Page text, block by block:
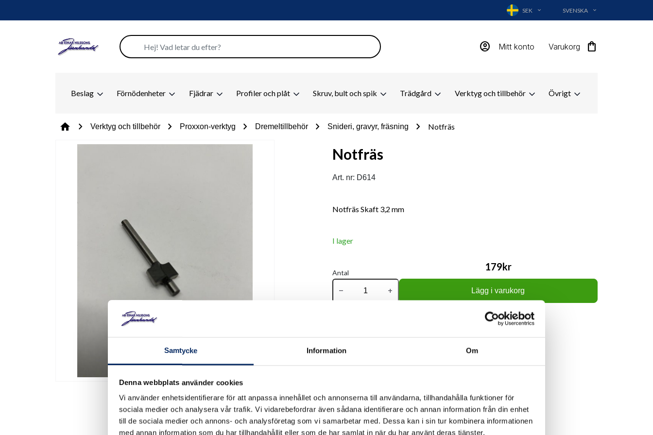
Samtycke Information Om
Denna webbplats använder cookies
Vi använder enhetsidentifierare för att anpassa innehållet och annonserna till användarna, tillhandahålla funktioner för
sociala medier och analysera vår trafik. Vi vidarebefordrar även sådana identifierare och annan information från din enhet
till de sociala medier och annons- och analysföretag som vi samarbetar med. Dessa kan i sin tur kombinera informationen
med annan information som du har tillhandahållit eller som de har samlat in när du har använt deras tjänster.
SEK EXPAND_MORE SVENSKA EXPAND_MORE
account_circle Mitt konto Varukorg shopping_bag
Beslag Förnödenheter Fjädrar Profiler och plåt Skruv, bult och spik Trädgård Verktyg och tillbehör Övrigt
home chevron_right Verktyg och tillbehör chevron_right Proxxon-verktyg chevron_right Dremeltillbehör chevron_right Snideri, gravyr, fräsning chevron_right Notfräs
Notfräs
Art. nr: D614
Notfräs Skaft 3,2 mm
I lager
Antal
remove add
179kr
Lägg i varukorg